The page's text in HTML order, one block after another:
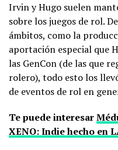
Irvin y Hugo suelen
sobre los juegos de rol.
ámbitos, como la
aportación especial que
las GenCon (de las que
rolero), todo esto los
de eventos de rol en
Te puede interesar
XENO: Indie hecho en